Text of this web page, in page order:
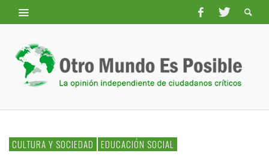
CULTURA Y SOCIEDAD EDUCACIÓN SOCIAL